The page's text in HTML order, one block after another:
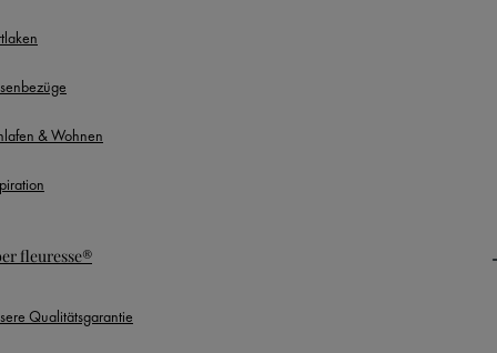
& Wohnen
fleuresse®
Qualitätsgarantie